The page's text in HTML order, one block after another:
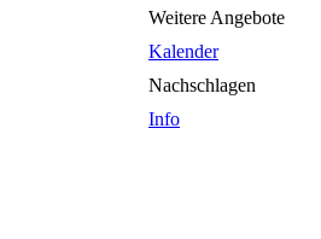
Weitere Angebote
Kalender
Nachschlagen
Info